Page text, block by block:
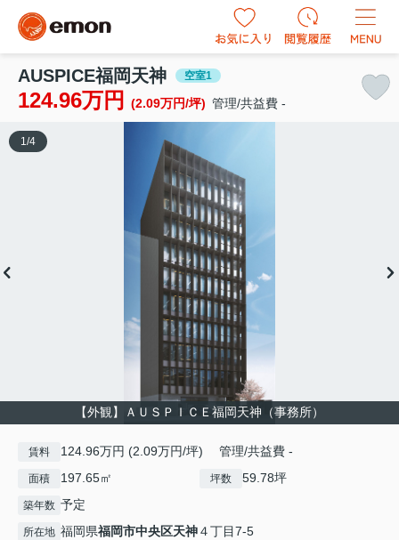
AUSPICE福岡天神 空室1
124.96万円 (2.09万円/坪) 管理/共益費 -
【外観】ＡＵＳＰＩＣＥ福岡天神（事務所）
1 /4
賃料 124.96万円 (2.09万円/坪) 管理/共益費 -
面積 197.65㎡ 坪数 59.78坪
築年数 予定
所在地 福岡県福岡市中央区天神４丁目7-5